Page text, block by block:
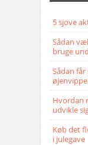
5 sjove
Sådan
bruge
Sådan
Hvordan
udvikle
Køb det
i julegave